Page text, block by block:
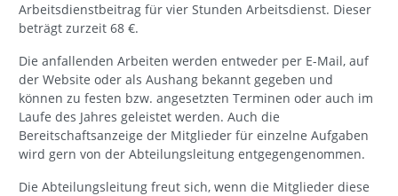
Arbeitsdienstbeitrag für vier Stunden Arbeitsdienst. Dieser
beträgt zurzeit 68 €.
Die anfallenden Arbeiten werden entweder per E-Mail, auf
der Website oder als Aushang bekannt gegeben und
können zu festen bzw. angesetzten Terminen oder auch im
Laufe des Jahres geleistet werden. Auch die
Bereitschaftsanzeige der Mitglieder für einzelne Aufgaben
wird gern von der Abteilungsleitung entgegengenommen.
Die Abteilungsleitung freut sich, wenn die Mitglieder diese